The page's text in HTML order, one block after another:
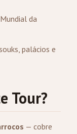
da
palácios e
Tour?
— cobre